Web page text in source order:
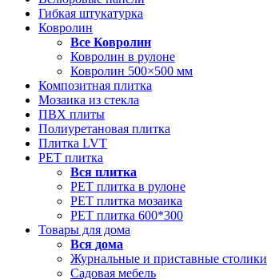
Гибкая штукатурка
Ковролин
Все Ковролин
Ковролин в рулоне
Ковролин 500×500 мм
Композитная плитка
Мозаика из стекла
ПВХ плиты
Полиуретановая плитка
Плитка LVT
РЕТ плитка
Вся плитка
РЕТ плитка в рулоне
РЕТ плитка мозаика
РЕТ плитка 600*300
Товары для дома
Вся дома
Журнальные и приставные столики
Садовая мебель